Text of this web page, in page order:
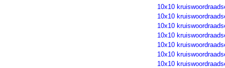
10x10
10x10
10x10
10x10
10x10
10x10
10x10